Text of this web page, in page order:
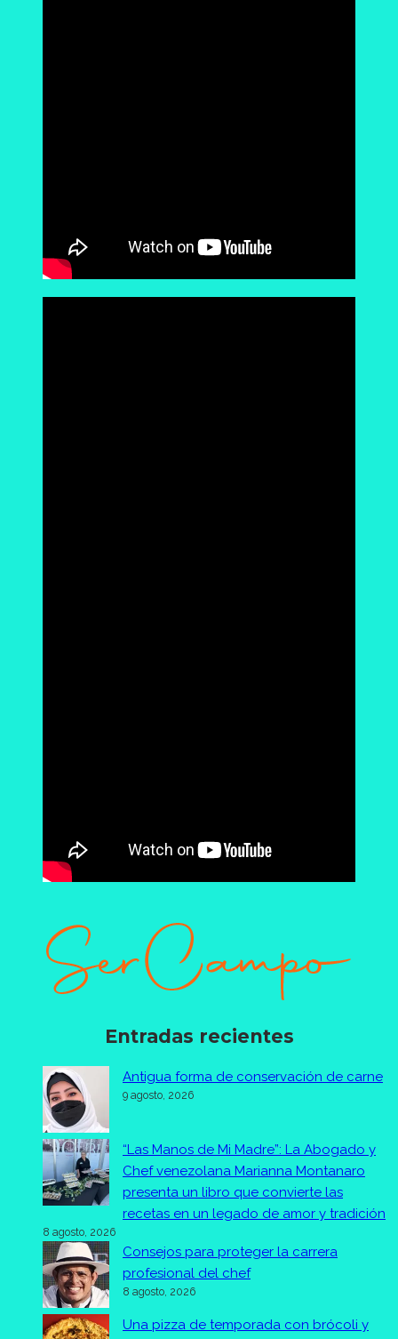
Entradas recientes
Antigua forma de conservación de carne
9 agosto, 2026
“Las Manos de Mi Madre”: La Abogado y
Chef venezolana Marianna Montanaro
presenta un libro que convierte las
recetas en un legado de amor y tradición
8 agosto, 2026
Consejos para proteger la carrera
profesional del chef
8 agosto, 2026
Una pizza de temporada con brócoli y